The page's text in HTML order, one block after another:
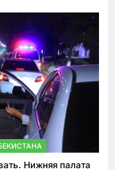
Нижняя палата